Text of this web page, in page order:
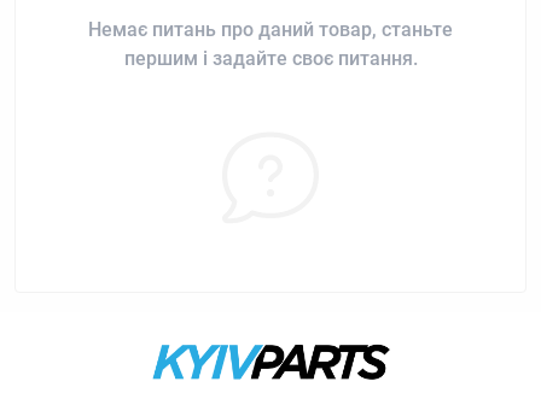
Немає питань про даний товар, станьте
першим і задайте своє питання.